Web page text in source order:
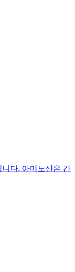
다. 아미노산은 간